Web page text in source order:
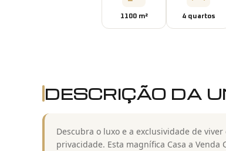
1100m² 4quartos
DESCRIÇÃO DA
Descubra o luxo e a exclusividade de
privacidade. Esta magnífica Casa a